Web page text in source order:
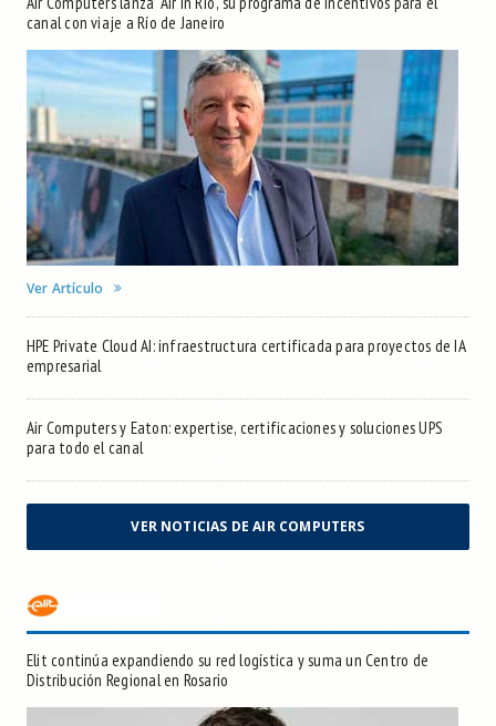
canal con viaje a Río de Janeiro
Ver Artículo
HPE Private Cloud AI: infraestructura certificada para proyectos de IA
empresarial
Air Computers y Eaton: expertise, certificaciones y soluciones UPS
para todo el canal
VER NOTICIAS DE AIR COMPUTERS
Elit continúa expandiendo su red logística y suma un Centro de
Distribución Regional en Rosario